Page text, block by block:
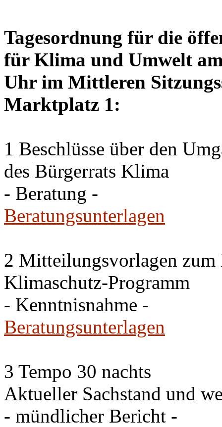
Tagesordnung für die
für Klima und Umwelt
Uhr im Mittleren
Marktplatz 1:
1 Beschlüsse über den
des Bürgerrats Klima
- Beratung -
Beratungsunterlagen
2 Mitteilungsvorlagen zum
Klimaschutz-Programm
- Kenntnisnahme -
Beratungsunterlagen
3 Tempo 30 nachts
Aktueller Sachstand und
- mündlicher Bericht -